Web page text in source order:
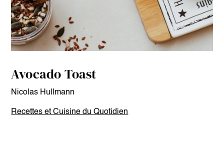
Avocado Toast
Nicolas Hullmann
Recettes et Cuisine du Quotidien